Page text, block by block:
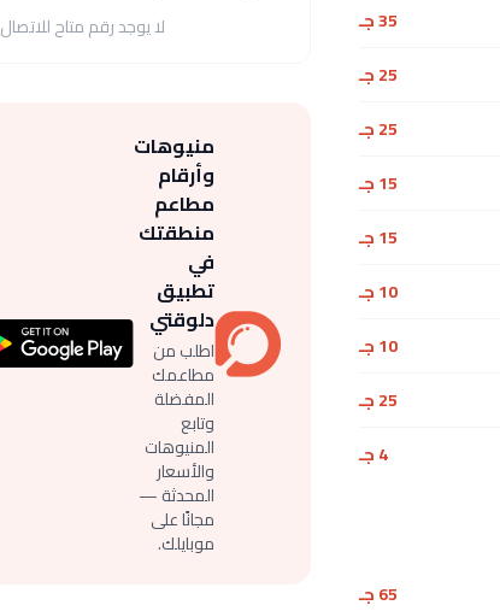
35 جـ
25 جـ
25 جـ
15 جـ
15 جـ
10 جـ
10 جـ
25 جـ
4 جـ
65 جـ
لا يوجد رقم متاح للاتصال
منيوهات
وأرقام
مطاعم
منطقتك
في
تطبيق
دلوقتي
اطلب من
مطاعمك
المفضلة
وتابع
المنيوهات
والأسعار
المحدثة —
مجانًا على
موبايلك.